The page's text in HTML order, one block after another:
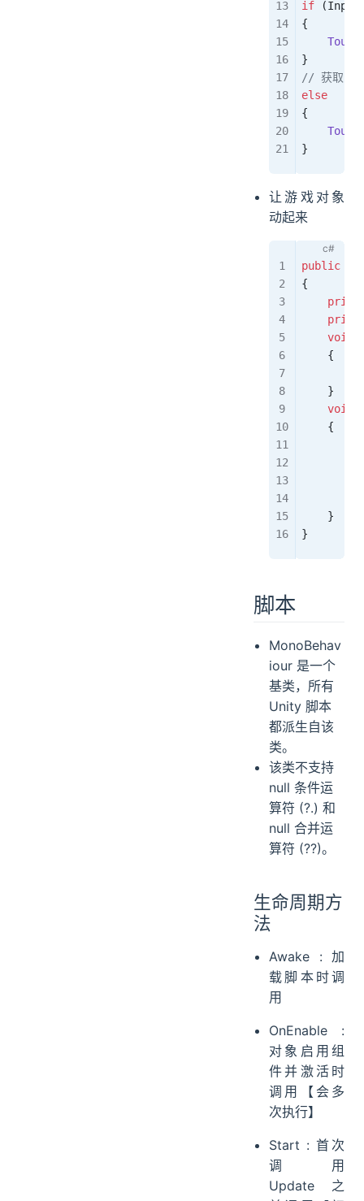
if (Input
{
    Touch
}
// 获取多
else
{
    Touch
}
让游戏对象
动起来
public
{
    void
    {
    }
    void
    {
    }
}
脚本
MonoBehav
iour 是一个
基类，所有
Unity 脚本
都派生自该
类。
该类不支持
null 条件运
算符 (?.) 和
null 合并运
算符 (??)。
生命周期方
法
Awake : 加
载脚本时调
用
OnEnable :
对象启用组
件并激活时
调用【会多
次执行】
Start : 首次
调用
Update 之